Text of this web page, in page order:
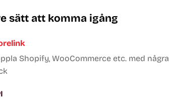
sätt att komma igång
Shopify, WooCommerce etc. med några